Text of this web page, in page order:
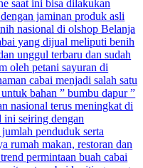
saat ini bisa dilakukan
jaminan produk asli
nasional di olshop Belanja
yang dijual meliputi benih
unggul terbaru dan sudah
oleh petani sayuran di
cabai menjadi salah satu
bahan ” bumbu dapur ”
nasional terus meningkat di
ini seiring dengan
penduduk serta
rumah makan, restoran dan
permintaan buah cabai